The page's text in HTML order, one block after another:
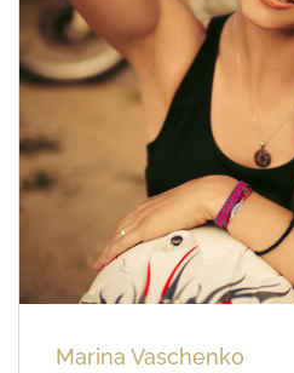
Michelle Franc
Katya Kurash
14
Marina Vaschenko